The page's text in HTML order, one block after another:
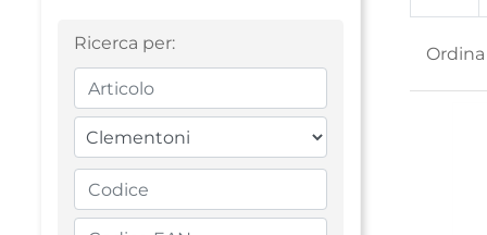
Ricerca per: